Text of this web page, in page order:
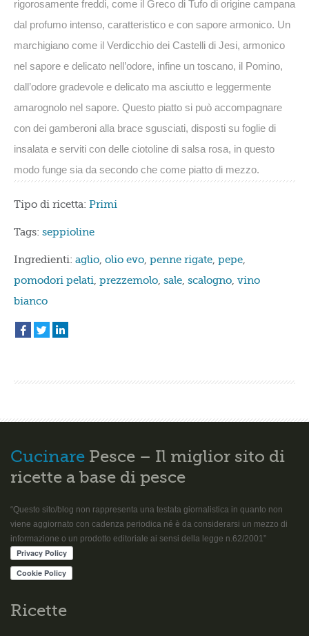
rigorosamente freddi, come il Greco di Tufo di origine campana
dal profumo intenso, caratteristico e con sapore armonico. Un
marchigiano come il Verdicchio dei Castelli di Jesi, armonico
nel sapore e delicato nell’odore, infine un toscano, il Pomino,
dall’odore gradevole e delicato ma asciutto e leggermente
amarognolo nel sapore. Questo piatto si può accompagnare
con dei gamberoni alla brace sgusciati, disposti su foglie di
insalata e serviti con delle ciotoline di salsa rosa, in questo
modo funge sia da secondo che come piatto di mezzo.
Tipo di ricetta: Primi
Tags: seppioline
Ingredienti: aglio, olio evo, penne rigate, pepe,
pomodori pelati, prezzemolo, sale, scalogno, vino
bianco
Cucinare Pesce – Il miglior sito di
ricette a base di pesce
“Questo sito/blog non rappresenta una testata giornalistica in quanto non
viene aggiornato con cadenza periodica né è da considerarsi un mezzo di
informazione o un prodotto editoriale ai sensi della legge n.62/2001”
Ricette